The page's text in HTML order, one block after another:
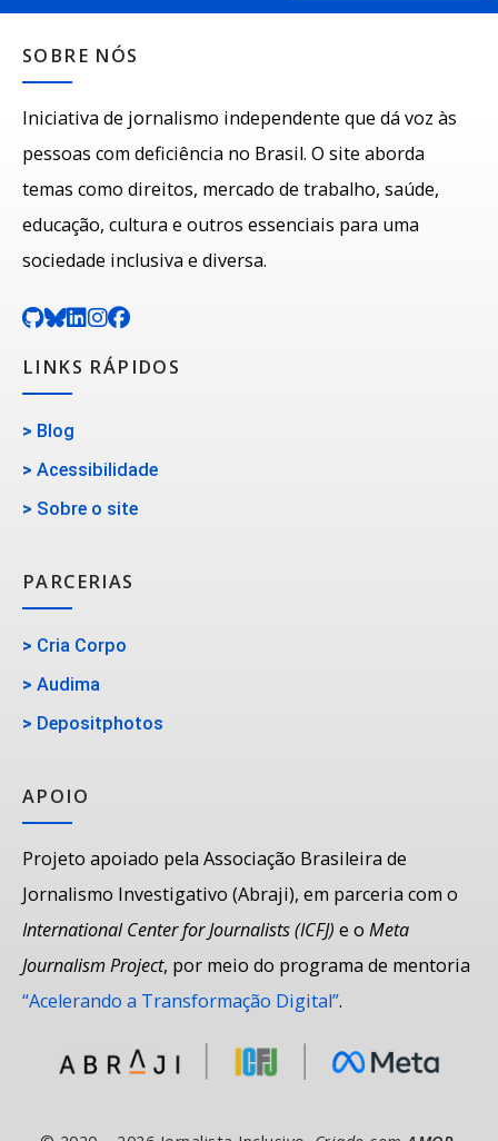
SOBRE NÓS
Iniciativa de jornalismo independente que dá voz às
pessoas com deficiência no Brasil. O site aborda
temas como direitos, mercado de trabalho, saúde,
educação, cultura e outros essenciais para uma
sociedade inclusiva e diversa.
LINKS RÁPIDOS
> Blog
> Acessibilidade
> Sobre o site
PARCERIAS
> Cria Corpo
> Audima
> Depositphotos
APOIO
Projeto apoiado pela Associação Brasileira de
Jornalismo Investigativo (Abraji), em parceria com o
International Center for Journalists (ICFJ) e o Meta
Journalism Project, por meio do programa de mentoria
“Acelerando a Transformação Digital”.